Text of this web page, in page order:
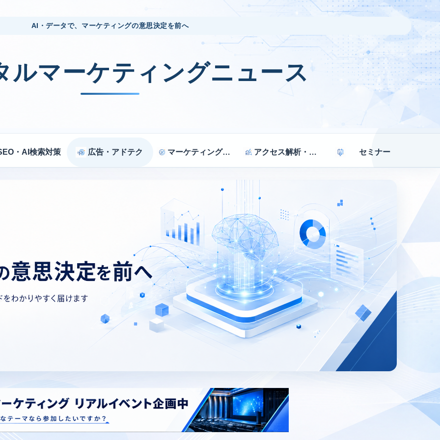
AI・データで、マーケティングの意思決定を前へ
ルマーケティングニュース
・AI検索対策 広告・アドテク マーケティング戦略 アクセス解析・効果測定 セミナー